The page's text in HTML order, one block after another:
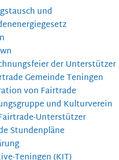
und
der Unterstützer
Gemeinde Teningen
von Fairtrade
und Kulturverein
Unterstützer
Stundenpläne